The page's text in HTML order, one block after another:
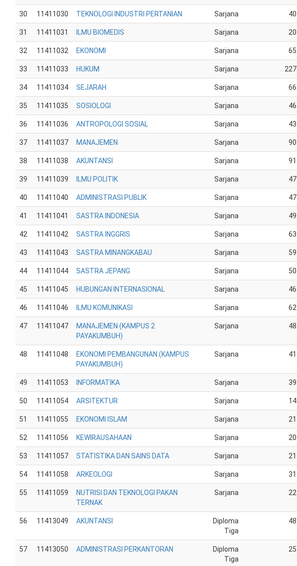
30 11411030 TEKNOLOGI INDUSTRI PERTANIAN Sarjana 40
31 11411031 ILMU BIOMEDIS Sarjana 20
32 11411032 EKONOMI Sarjana 65
33 11411033 HUKUM Sarjana 227
34 11411034 SEJARAH Sarjana 66
35 11411035 SOSIOLOGI Sarjana 46
36 11411036 ANTROPOLOGI SOSIAL Sarjana 43
37 11411037 MANAJEMEN Sarjana 90
38 11411038 AKUNTANSI Sarjana 91
39 11411039 ILMU POLITIK Sarjana 47
40 11411040 ADMINISTRASI PUBLIK Sarjana 47
41 11411041 SASTRA INDONESIA Sarjana 49
42 11411042 SASTRA INGGRIS Sarjana 63
43 11411043 SASTRA MINANGKABAU Sarjana 59
44 11411044 SASTRA JEPANG Sarjana 50
45 11411045 HUBUNGAN INTERNASIONAL Sarjana 46
46 11411046 ILMU KOMUNIKASI Sarjana 62
47 11411047
MANAJEMEN (KAMPUS 2
PAYAKUMBUH)
Sarjana 48
48 11411048
EKONOMI PEMBANGUNAN (KAMPUS
PAYAKUMBUH)
Sarjana 41
49 11411053 INFORMATIKA Sarjana 39
50 11411054 ARSITEKTUR Sarjana 14
51 11411055 EKONOMI ISLAM Sarjana 21
52 11411056 KEWIRAUSAHAAN Sarjana 20
53 11411057 STATISTIKA DAN SAINS DATA Sarjana 21
54 11411058 ARKEOLOGI Sarjana 31
55 11411059
NUTRISI DAN TEKNOLOGI PAKAN
TERNAK
Sarjana 22
56 11413049 AKUNTANSI
Diploma
Tiga
48
57 11413050 ADMINISTRASI PERKANTORAN
Diploma
Tiga
25